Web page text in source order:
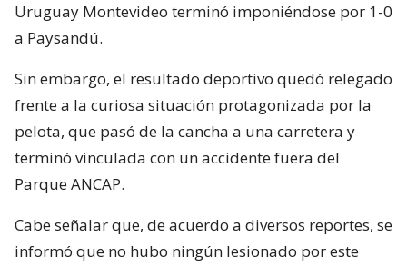
Uruguay Montevideo terminó imponiéndose por 1-0
a Paysandú.
Sin embargo, el resultado deportivo quedó relegado
frente a la curiosa situación protagonizada por la
pelota, que pasó de la cancha a una carretera y
terminó vinculada con un accidente fuera del
Parque ANCAP.
Cabe señalar que, de acuerdo a diversos reportes, se
informó que no hubo ningún lesionado por este